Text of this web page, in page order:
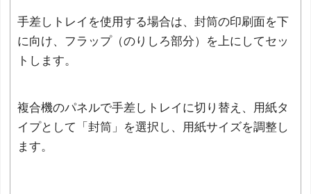
手差しトレイを使用する場合は、封筒の印刷面を下
に向け、フラップ（のりしろ部分）を上にしてセッ
トします。
複合機のパネルで手差しトレイに切り替え、用紙タ
イプとして「封筒」を選択し、用紙サイズを調整し
ます。